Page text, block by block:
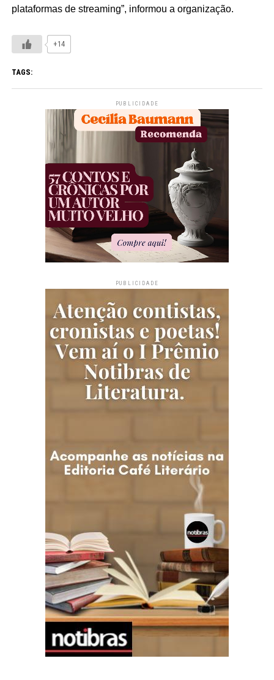
plataformas de streaming”, informou a organização.
+14
TAGS:
PUBLICIDADE
PUBLICIDADE